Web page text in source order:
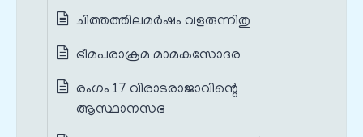
ചിത്തത്തിലമർഷം വളരുന്നിതു
ഭീമപരാക്രമ മാമകസോദര
രംഗം 17 വിരാടരാജാവിന്റെ
ആസ്ഥാനസഭ